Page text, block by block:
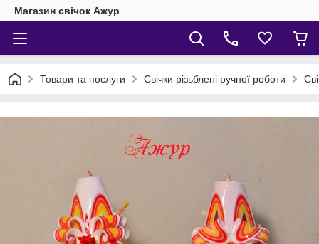
Магазин свічок Ажур
Товари та послуги Свічки різьблені ручної роботи